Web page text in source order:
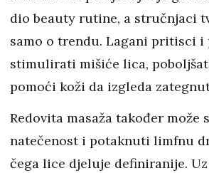
dio beauty rutine, a stručnjaci
samo o trendu. Lagani pritisci i
stimulirati mišiće lica,
pomoći koži da izgleda
Redovita masaža također može
natečenost i potaknuti limfnu
čega lice djeluje definiranije.